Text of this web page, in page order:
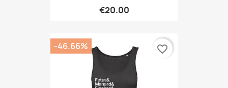
€20.00
-46.66% favorite_border